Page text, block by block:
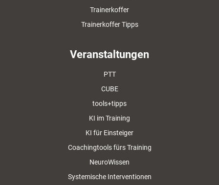
Trainerkoffer
Trainerkoffer Tipps
Veranstaltungen
PTT
CUBE
tools+tipps
KI im Training
KI für Einsteiger
Coachingtools fürs Training
NeuroWissen
Systemische Interventionen